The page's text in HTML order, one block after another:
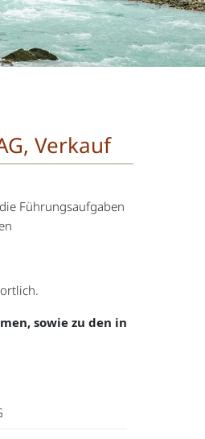
Verkauf
Führungsaufgaben
sowie zu den in